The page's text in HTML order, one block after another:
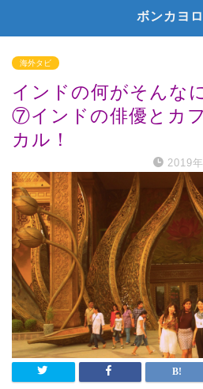
ボンカヨ
海外タビ
インドの何がそんな
⑦インドの俳優とカ
カル！
2019